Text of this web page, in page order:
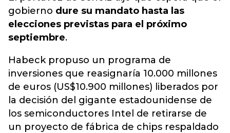
gobierno dure su mandato hasta las
elecciones previstas para el próximo
septiembre.
Habeck propuso un programa de
inversiones que reasignaría 10.000 millones
de euros (US$10.900 millones) liberados por
la decisión del gigante estadounidense de
los semiconductores Intel de retirarse de
un proyecto de fábrica de chips respaldado